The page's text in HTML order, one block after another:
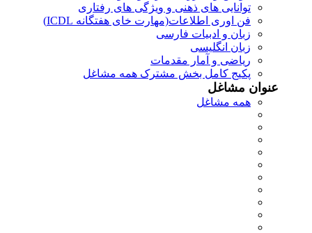
توانایی های ذهنی و ویژگی های رفتاری
فن اوری اطلاعات(مهارت خای هفتگانه ICDL)
زبان و ادبیات فارسی
زبان انگلیسی
ریاضی و آمار مقدمات
پکیج کامل بخش مشترک همه مشاغل
عنوان مشاغل
همه مشاغل